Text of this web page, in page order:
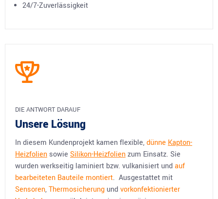
24/7-Zuverlässigkeit
DIE ANTWORT DARAUF
Unsere Lösung
In diesem Kundenprojekt kamen flexible,dünne Kapton-
Heizfolien sowie Silikon-Heizfolienzum Einsatz. Sie
wurden werkseitig laminiert bzw. vulkanisiert und auf
bearbeiteten Bauteile montiert. Ausgestattet mit
Sensoren,Thermosicherung und vorkonfektionierter